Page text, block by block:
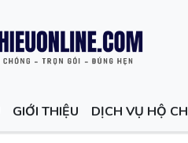
GIỚI THIỆU DỊCH VỤ HỘ